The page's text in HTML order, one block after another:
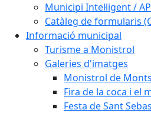
Municipi Intel·ligent /
Catàleg de formularis
Informació municipal
Turisme a Monistrol
Galeries d'imatges
Monistrol de
Fira de la coca i el
Festa de Sant